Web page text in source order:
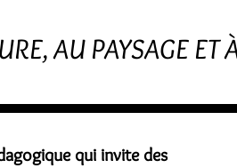
AU PAYSAGE ET
qui invite des